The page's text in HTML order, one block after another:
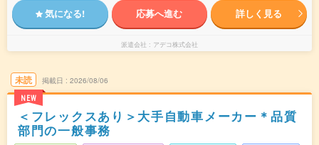
気になる! 応募へ進む 詳しく見る
派遣会社 アデコ株式会社
未読
NEW
掲載日 2026/08/06
＜フレックスあり＞大手自動車メーカー＊品質
部門の一般事務